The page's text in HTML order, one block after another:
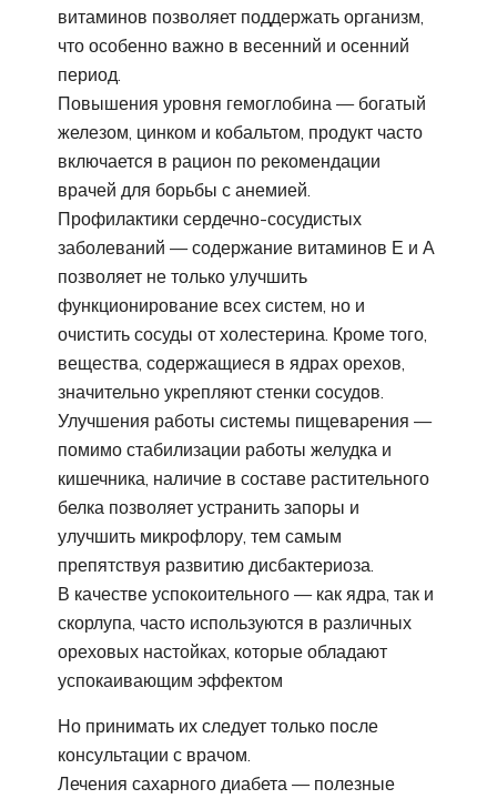
витаминов позволяет поддержать организм,
что особенно важно в весенний и осенний
период.
Повышения уровня гемоглобина — богатый
железом, цинком и кобальтом, продукт часто
включается в рацион по рекомендации
врачей для борьбы с анемией.
Профилактики сердечно-сосудистых
заболеваний — содержание витаминов Е и А
позволяет не только улучшить
функционирование всех систем, но и
очистить сосуды от холестерина. Кроме того,
вещества, содержащиеся в ядрах орехов,
значительно укрепляют стенки сосудов.
Улучшения работы системы пищеварения —
помимо стабилизации работы желудка и
кишечника, наличие в составе растительного
белка позволяет устранить запоры и
улучшить микрофлору, тем самым
препятствуя развитию дисбактериоза.
В качестве успокоительного — как ядра, так и
скорлупа, часто используются в различных
ореховых настойках, которые обладают
успокаивающим эффектом
Но принимать их следует только после
консультации с врачом.
Лечения сахарного диабета — полезные